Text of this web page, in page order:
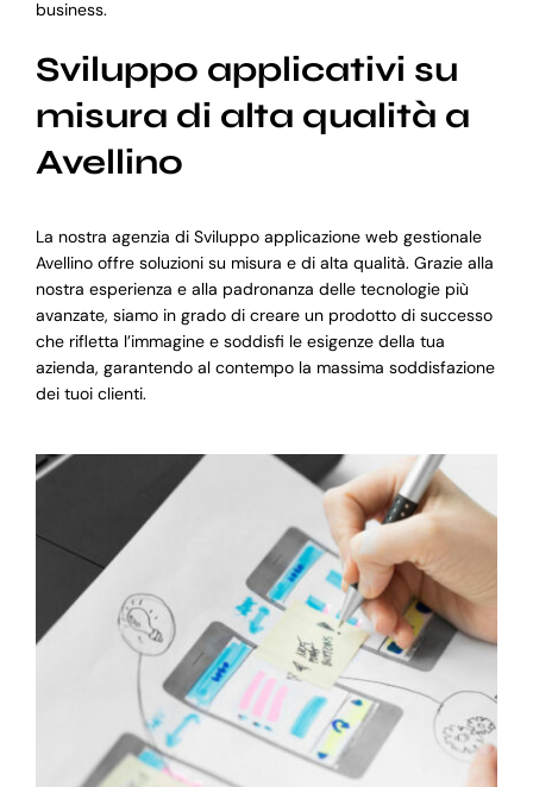
business.
Sviluppo applicativi su
misura di alta qualità a
Avellino
La nostra agenzia di Sviluppo applicazione web gestionale
Avellino offre soluzioni su misura e di alta qualità. Grazie alla
nostra esperienza e alla padronanza delle tecnologie più
avanzate, siamo in grado di creare un prodotto di successo
che rifletta l’immagine e soddisfi le esigenze della tua
azienda, garantendo al contempo la massima soddisfazione
dei tuoi clienti.